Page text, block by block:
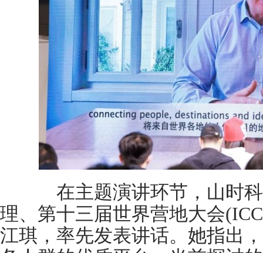
在主题演讲环节，山时科
理、第十三届世界营地大会
江琪，率先发表讲话。她指出